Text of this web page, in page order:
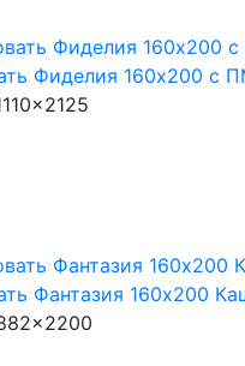
Фиделия 160х200 с
Фантазия 160х200